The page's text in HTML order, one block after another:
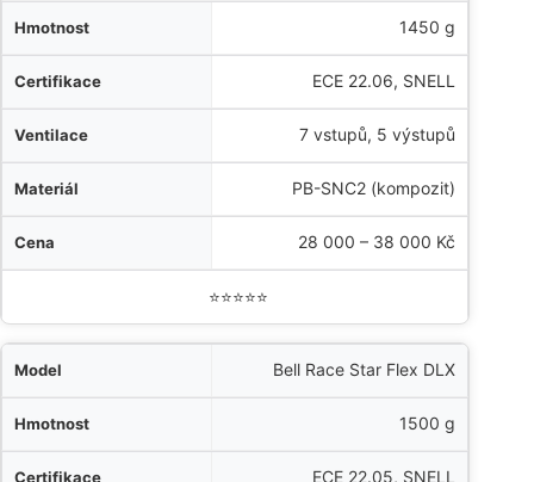
1450 g
ECE 22.06, SNELL
7 vstupů, 5 výstupů
PB-SNC2 (kompozit)
28 000 – 38 000 Kč
⭐⭐⭐⭐⭐
Bell Race Star Flex DLX
1500 g
ECE 22.05, SNELL